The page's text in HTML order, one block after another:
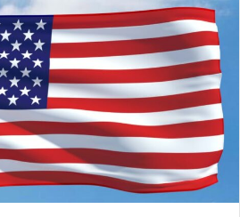
X د
ا
إ
ل
ك
ت
ر
و
ن
ي